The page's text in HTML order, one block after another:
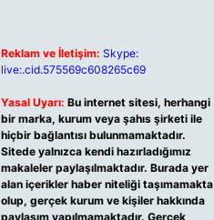
Reklam ve İletişim: Skype:
live:.cid.575569c608265c69
Yasal Uyarı: Bu internet sitesi, herhangi
bir marka, kurum veya şahıs şirketi ile
hiçbir bağlantısı bulunmamaktadır.
Sitede yalnızca kendi hazırladığımız
makaleler paylaşılmaktadır. Burada yer
alan içerikler haber niteliği taşımamakta
olup, gerçek kurum ve kişiler hakkında
paylaşım yapılmamaktadır. Gerçek